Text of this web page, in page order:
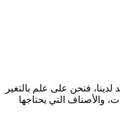
فنحن على علم بالتغير
والأصناف التي يحتاجها